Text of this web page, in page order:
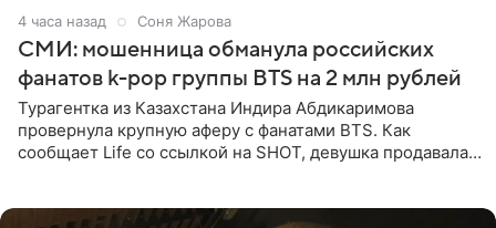
4 часа назад Соня Жарова
СМИ: мошенница обманула российских
фанатов k-pop группы BTS на 2 млн рублей
Турагентка из Казахстана Индира Абдикаримова
провернула крупную аферу с фанатами BTS. Как
сообщает Life со ссылкой на SHOT, девушка продавала